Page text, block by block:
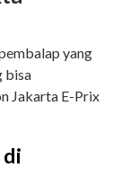
yang
bisa
Jakarta E-Prix
di